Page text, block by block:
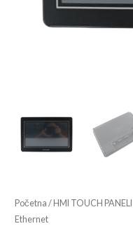
Početna / HMI TOUCH PANELI
Ethernet